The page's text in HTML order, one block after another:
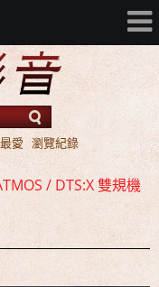
愛 瀏覽紀錄
/ DTS:X 雙規機
種 全面上市
系統 現場展示 熱售